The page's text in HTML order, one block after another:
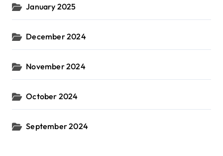
January 2025
December 2024
November 2024
October 2024
September 2024